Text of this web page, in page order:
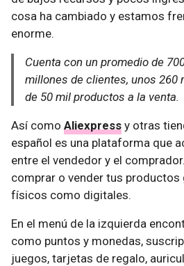
cosa ha cambiado y estamos
enorme.
Cuenta con un promedio de
millones de clientes, unos 260
de 50 mil productos a la venta.
Así como Aliexpress y otras
español es una plataforma que
entre el vendedor y el
comprar o vender tus productos
físicos como digitales.
En el menú de la izquierda
como puntos y monedas,
juegos, tarjetas de regalo,